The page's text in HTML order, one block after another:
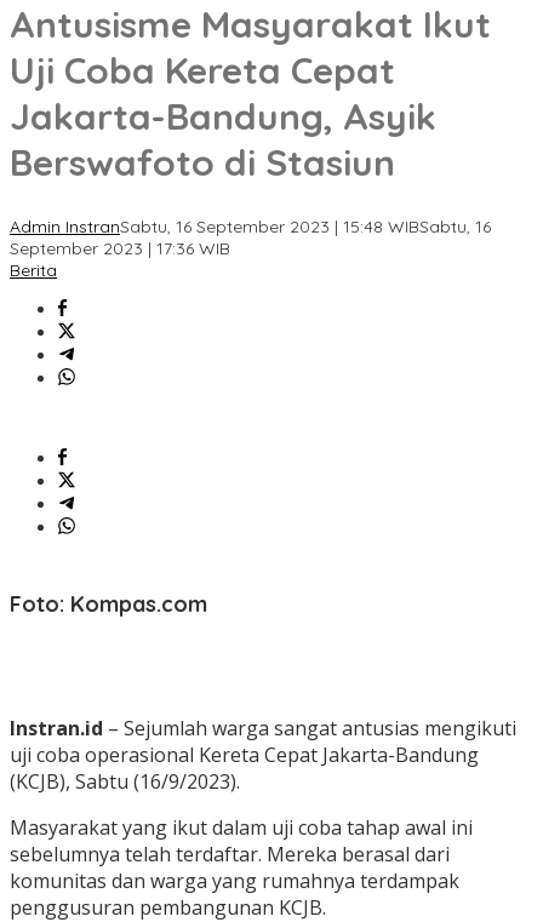
Antusisme Masyarakat Ikut
Uji Coba Kereta Cepat
Jakarta-Bandung, Asyik
Berswafoto di Stasiun
Admin InstranSabtu, 16 September 2023 | 15:48 WIBSabtu, 16
September 2023 | 17:36 WIB
Berita
Foto: Kompas.com
Instran.id – Sejumlah warga sangat antusias mengikuti
uji coba operasional Kereta Cepat Jakarta-Bandung
(KCJB), Sabtu (16/9/2023).
Masyarakat yang ikut dalam uji coba tahap awal ini
sebelumnya telah terdaftar. Mereka berasal dari
komunitas dan warga yang rumahnya terdampak
penggusuran pembangunan KCJB.